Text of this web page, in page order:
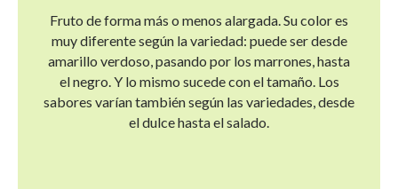
Fruto de forma más o menos alargada. Su color es
muy diferente según la variedad: puede ser desde
amarillo verdoso, pasando por los marrones, hasta
el negro. Y lo mismo sucede con el tamaño. Los
sabores varían también según las variedades, desde
el dulce hasta el salado.